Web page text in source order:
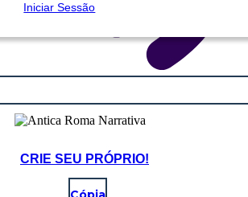
Iniciar Sessão
CRIE SEU PRÓPRIO!